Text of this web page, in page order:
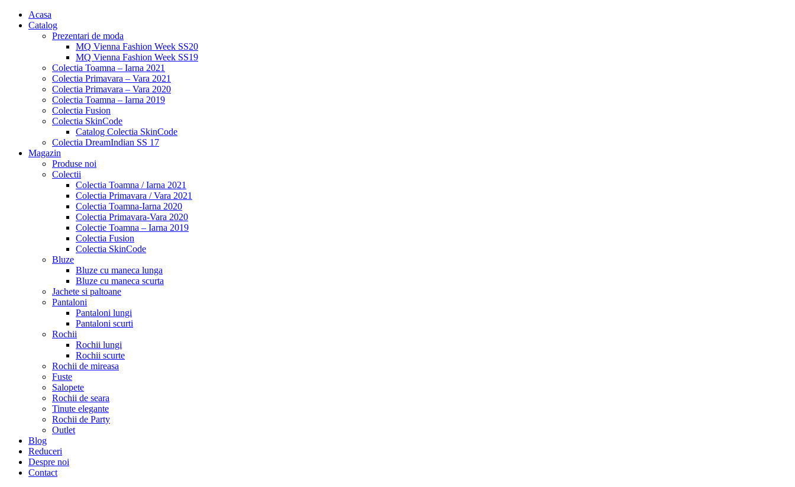
Acasa
Catalog
Prezentari de moda
MQ Vienna Fashion Week SS20
MQ Vienna Fashion Week SS19
Colectia Toamna – Iarna 2021
Colectia Primavara – Vara 2021
Colectia Primavara – Vara 2020
Colectia Toamna – Iarna 2019
Colectia Fusion
Colectia SkinCode
Catalog Colectia SkinCode
Colectia DreamIndian SS 17
Magazin
Produse noi
Colectii
Colectia Toamna / Iarna 2021
Colectia Primavara / Vara 2021
Colectia Toamna-Iarna 2020
Colectia Primavara-Vara 2020
Colectie Toamna – Iarna 2019
Colectia Fusion
Colectia SkinCode
Bluze
Bluze cu maneca lunga
Bluze cu maneca scurta
Jachete si paltoane
Pantaloni
Pantaloni lungi
Pantaloni scurti
Rochii
Rochii lungi
Rochii scurte
Rochii de mireasa
Fuste
Salopete
Rochii de seara
Tinute elegante
Rochii de Party
Outlet
Blog
Reduceri
Despre noi
Contact